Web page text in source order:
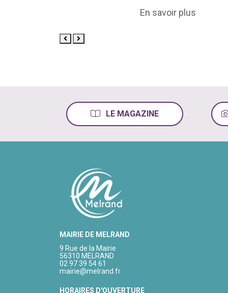
En savoir plus
LE MAGAZINE
MAIRIE DE MELRAND
9 Rue de la Mairie
56310 MELRAND
02 97 39 54 61
mairie@melrand.fr
HORAIRES D'OUVERTURE